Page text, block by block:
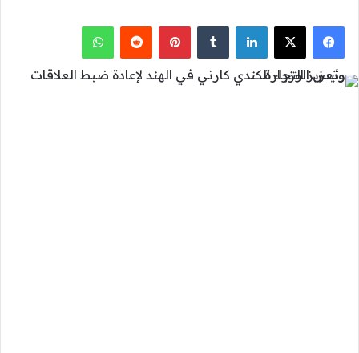
فيسبوك
‫X لينكدإن بينتيريست واتساب